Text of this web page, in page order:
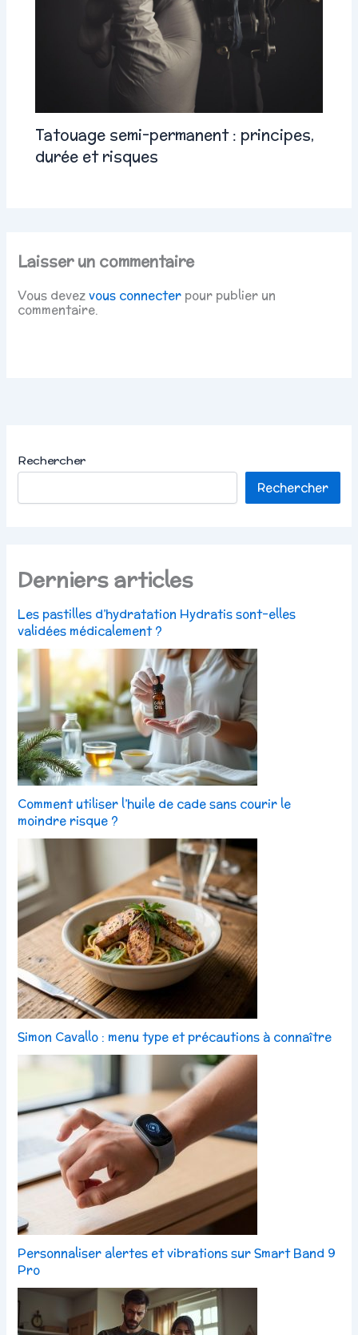
Tatouage semi-permanent : principes,
durée et risques
Laisser un commentaire
Vous devezvous connecter pour publier un
commentaire.
Rechercher
Rechercher
Derniers articles
Les pastilles d’hydratation Hydratis sont-elles
validées médicalement ?
Comment utiliser l’huile de cade sans courir le
moindre risque ?
Simon Cavallo : menu type et précautions à connaître
Personnaliser alertes et vibrations sur Smart Band 9
Pro